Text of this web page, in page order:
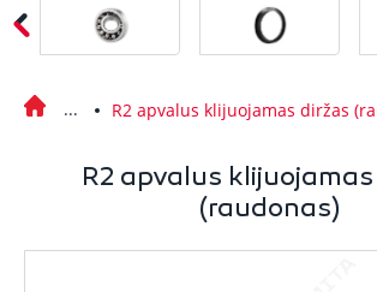
R2 apvalus klijuojamas diržas
R2 apvalus
(raudonas)